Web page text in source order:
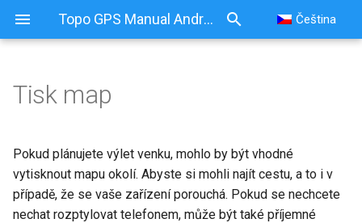
Topo GPS Manual Android Čeština
Tisk z hlavní mapy
Vyskakovací okno Možnosti
tisku
Tisk map
Pokud plánujete výlet venku, mohlo by být vhodné
vytisknout mapu okolí. Abyste si mohli najít cestu, a to i v
případě, že se vaše zařízení porouchá. Pokud se nechcete
nechat rozptylovat telefonem, může být také příjemné